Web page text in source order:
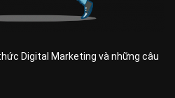
Digital Marketing và những câu